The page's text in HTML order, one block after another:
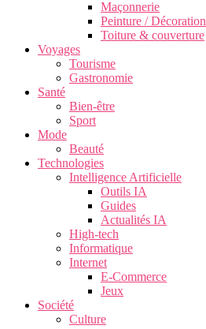
Maçonnerie
Peinture / Décoration
Toiture & couverture
Voyages
Tourisme
Gastronomie
Santé
Bien-être
Sport
Mode
Beauté
Technologies
Intelligence Artificielle
Outils IA
Guides
Actualités IA
High-tech
Informatique
Internet
E-Commerce
Jeux
Société
Culture